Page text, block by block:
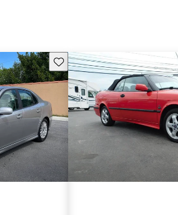
Guarda este Aviso